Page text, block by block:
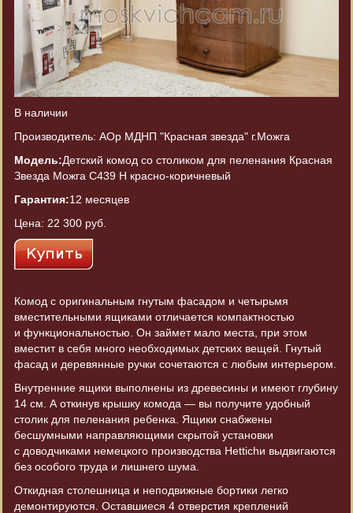
В наличии
Производитель: АОр МДНП "Красная звезда" г.Можга
Модель:Детский комод со столиком для пеленания Красная
Звезда Можга С439 Н красно-коричневый
Гарантия:12 месяцев
Цена: 22 300 руб.
Комод с оригинальным гнутым фасадом и четырьмя
вместительными ящиками отличается компактностью
и функциональностью. Он займет мало места, при этом
вместит в себя много необходимых детских вещей. Гнутый
фасад и деревянные ручки сочетаются с любым интерьером.
Внутренние ящики выполнены из древесины и имеют глубину
14 см. А откинув крышку комода — вы получите удобный
столик для пеленания ребенка. Ящики снабжены
бесшумными направляющими скрытой установки
с доводчиками немецкого производства Hettichи выдвигаются
без особого труда и лишнего шума.
Откидная столешница и неподвижные бортики легко
демонтируются. Оставшиеся 4 отверстия креплений